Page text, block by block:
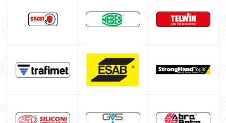
Poste à souder GYS
Équipement complémentaire au soudage
Cagoule de soudure automatique
Masque de soudage professionnel